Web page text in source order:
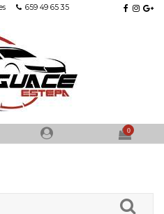
659 49 65 35
0